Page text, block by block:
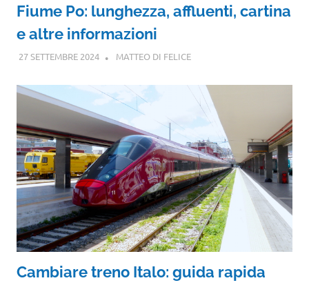
Fiume Po: lunghezza, affluenti, cartina
e altre informazioni
27 SETTEMBRE 2024 MATTEO DI FELICE
Cambiare treno Italo: guida rapida